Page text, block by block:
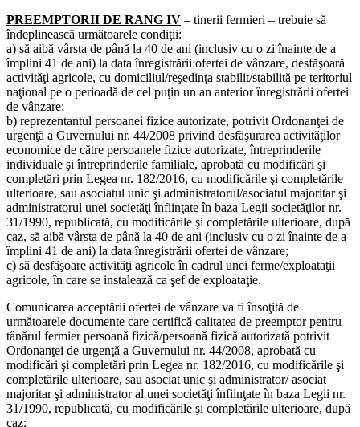
PREEMPTORII DE RANG IV – tinerii fermieri – trebuie să
îndeplinească următoarele condiţii:
a) să aibă vârsta de până la 40 de ani (inclusiv cu o zi înainte de a
împlini 41 de ani) la data înregistrării ofertei de vânzare, desfăşoară
activităţi agricole, cu domiciliul/reşedinţa stabilit/stabilită pe teritoriul
naţional pe o perioadă de cel puţin un an anterior înregistrării ofertei
de vânzare;
b) reprezentantul persoanei fizice autorizate, potrivit Ordonanţei de
urgenţă a Guvernului nr. 44/2008 privind desfăşurarea activităţilor
economice de către persoanele fizice autorizate, întreprinderile
individuale şi întreprinderile familiale, aprobată cu modificări şi
completări prin Legea nr. 182/2016, cu modificările şi completările
ulterioare, sau asociatul unic şi administratorul/asociatul majoritar şi
administratorul unei societăţi înfiinţate în baza Legii societăţilor nr.
31/1990, republicată, cu modificările şi completările ulterioare, după
caz, să aibă vârsta de până la 40 de ani (inclusiv cu o zi înainte de a
împlini 41 de ani) la data înregistrării ofertei de vânzare;
c) să desfăşoare activităţi agricole în cadrul unei ferme/exploataţii
agricole, în care se instalează ca şef de exploataţie.
Comunicarea acceptării ofertei de vânzare va fi însoţită de
următoarele documente care certifică calitatea de preemptor pentru
tânărul fermier persoană fizică/persoană fizică autorizată potrivit
Ordonanţei de urgenţă a Guvernului nr. 44/2008, aprobată cu
modificări şi completări prin Legea nr. 182/2016, cu modificările şi
completările ulterioare, sau asociat unic şi administrator/ asociat
majoritar şi administrator al unei societăţi înfiinţate în baza Legii nr.
31/1990, republicată, cu modificările şi completările ulterioare, după
caz: